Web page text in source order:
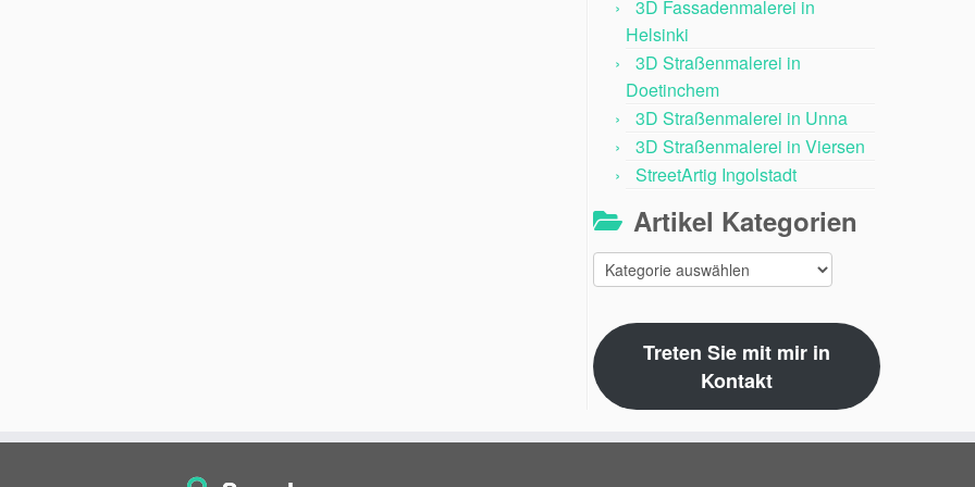
3D Fassadenmalerei in
Helsinki
3D Straßenmalerei in
Doetinchem
3D Straßenmalerei in Unna
3D Straßenmalerei in Viersen
StreetArtig Ingolstadt
Artikel Kategorien
Artikel
Kategorien
Treten Sie mit mir in
Kontakt